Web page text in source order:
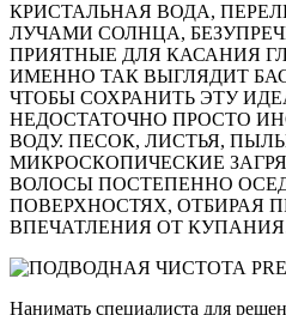
КРИСТАЛЬНАЯ ВОДА,
ЛУЧАМИ СОЛНЦА,
ПРИЯТНЫЕ ДЛЯ КАСАНИЯ
ИМЕННО ТАК ВЫГЛЯДИТ
ЧТОБЫ СОХРАНИТЬ ЭТУ
НЕДОСТАТОЧНО ПРОСТО
ВОДУ. ПЕСОК, ЛИСТЬЯ,
МИКРОСКОПИЧЕСКИЕ
ВОЛОСЫ ПОСТЕПЕННО
ПОВЕРХНОСТЯХ, ОТБИРАЯ
ВПЕЧАТЛЕНИЯ ОТ
Нанимать специалиста для